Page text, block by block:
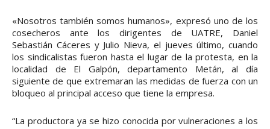
«Nosotros también somos humanos», expresó uno de los
cosecheros ante los dirigentes de UATRE, Daniel
Sebastián Cáceres y Julio Nieva, el jueves último, cuando
los sindicalistas fueron hasta el lugar de la protesta, en la
localidad de El Galpón, departamento Metán, al día
siguiente de que extremaran las medidas de fuerza con un
bloqueo al principal acceso que tiene la empresa.
“La productora ya se hizo conocida por vulneraciones a los